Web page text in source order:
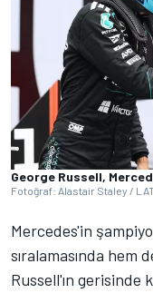
George Russell,
Fotoğraf: Alastair Staley /
Mercedes'in
sıralamasında hem
Russell'ın gerisinde